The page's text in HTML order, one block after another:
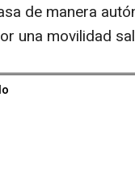
de manera
una movilidad